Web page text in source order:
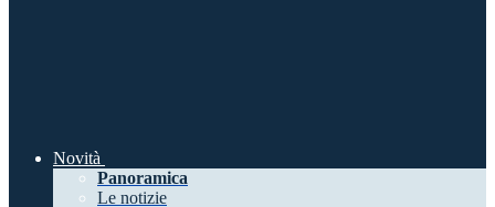
Novità
Panoramica
Le notizie